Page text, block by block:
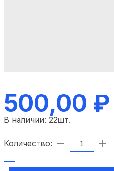
500,00 ₽
В наличии: 22шт.
Количество: